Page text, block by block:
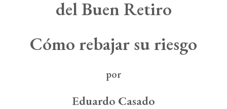
Search
del Buen Retiro
Cómo rebajar su riesgo
por
Eduardo Casado